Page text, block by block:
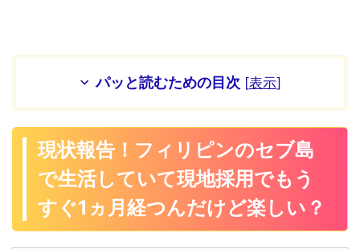
パッと読むための目次 [表示]
現状報告！フィリピンのセブ島
で生活していて現地採用でもう
すぐ1ヵ月経つんだけど楽しい？